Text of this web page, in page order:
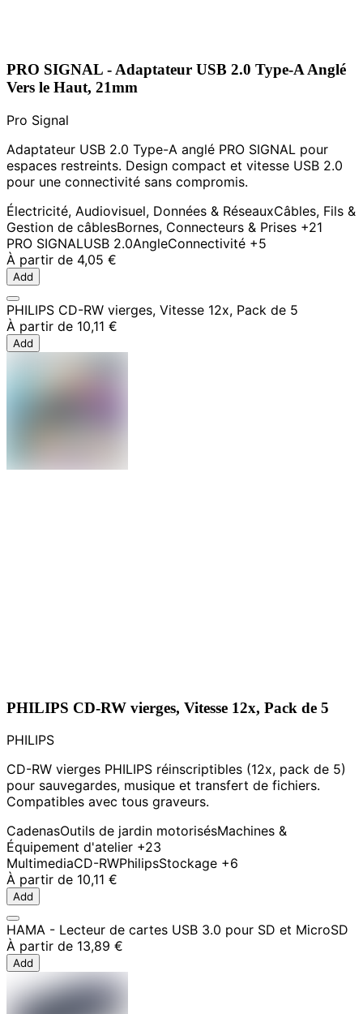
PRO SIGNAL - Adaptateur USB 2.0 Type-A Anglé
Vers le Haut, 21mm
Pro Signal
Adaptateur USB 2.0 Type-A anglé PRO SIGNAL pour
espaces restreints. Design compact et vitesse USB 2.0
pour une connectivité sans compromis.
Électricité, Audiovisuel, Données & RéseauxCâbles, Fils &
Gestion de câblesBornes, Connecteurs & Prises +21
PRO SIGNALUSB 2.0AngleConnectivité +5
À partir de 4,05 €
Add
PHILIPS CD-RW vierges, Vitesse 12x, Pack de 5
À partir de 10,11 €
Add
PHILIPS CD-RW vierges, Vitesse 12x, Pack de 5
PHILIPS
CD-RW vierges PHILIPS réinscriptibles (12x, pack de 5)
pour sauvegardes, musique et transfert de fichiers.
Compatibles avec tous graveurs.
CadenasOutils de jardin motorisésMachines &
Équipement d'atelier +23
MultimediaCD-RWPhilipsStockage +6
À partir de 10,11 €
Add
HAMA - Lecteur de cartes USB 3.0 pour SD et MicroSD
À partir de 13,89 €
Add